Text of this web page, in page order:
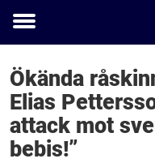
Toggle
Ökända
Elias
attack mot
bebis!”